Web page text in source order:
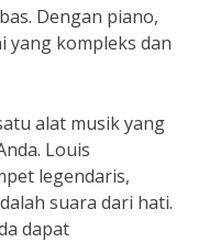
Dengan piano,
yang kompleks dan
alat musik yang
Louis
legendaris,
suara dari hati.
dapat